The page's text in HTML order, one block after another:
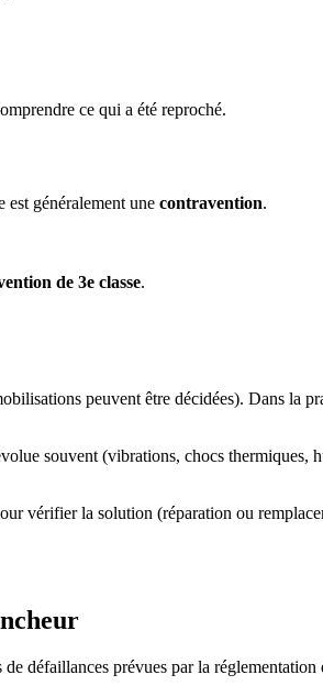
ce qui a été reproché.
est généralement une contravention.
de 3e classe.
peuvent être décidées). Dans la
souvent (vibrations, chocs thermiques,
vérifier la solution (réparation ou
défaillances prévues par la